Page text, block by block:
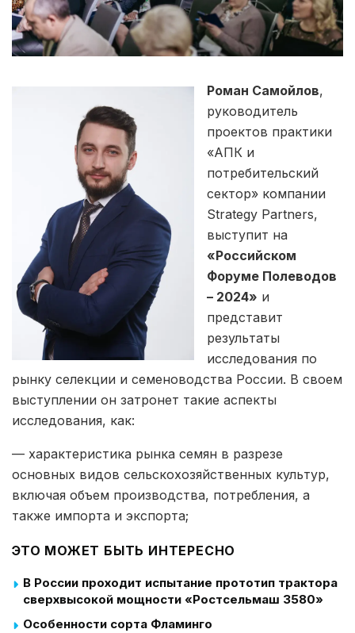
Роман Самойлов,
руководитель
проектов практики
«АПК и
потребительский
сектор» компании
Strategy Partners,
выступит на
«Российском
Форуме Полеводов
– 2024» и
представит
результаты
исследования по
рынку селекции и семеноводства России. В своем
выступлении он затронет такие аспекты
исследования, как:
— характеристика рынка семян в разрезе
основных видов сельскохозяйственных культур,
включая объем производства, потребления, а
также импорта и экспорта;
ЭТО МОЖЕТ БЫТЬ ИНТЕРЕСНО
В России проходит испытание прототип трактора
сверхвысокой мощности «Ростсельмаш 3580»
Особенности сорта Фламинго